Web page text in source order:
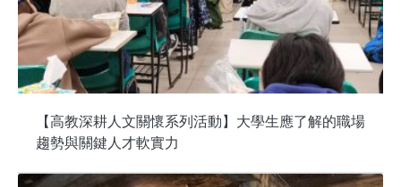
【高教深耕人文關懷系列活動】大學生應了解的職場
趨勢與關鍵人才軟實力